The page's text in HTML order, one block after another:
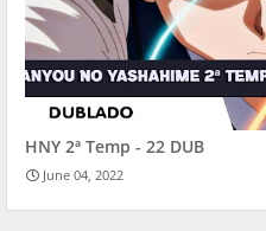
HNY 2ª Temp - 22 DUB
June 04, 2022